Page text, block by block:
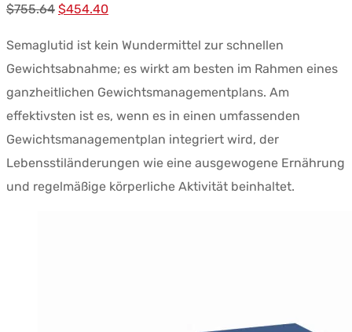
$755.64 Ursprünglicher
$454.40Aktueller
Semaglutid ist kein Wundermittel zur schnellen
Gewichtsabnahme; es wirkt am besten im Rahmen eines
ganzheitlichen Gewichtsmanagementplans. Am
effektivsten ist es, wenn es in einen umfassenden
Gewichtsmanagementplan integriert wird, der
Lebensstiländerungen wie eine ausgewogene Ernährung
und regelmäßige körperliche Aktivität beinhaltet.